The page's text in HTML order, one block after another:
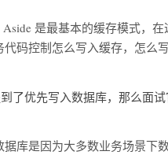
Aside 是最基本的缓存模式，
代码控制怎么写入缓存，怎么
了优先写入数据库，那么面
据库是因为大多数业务场景下